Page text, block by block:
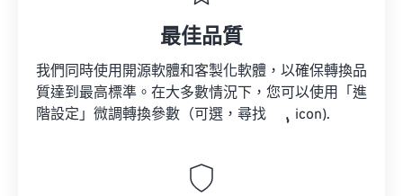
最佳品質
我們同時使用開源軟體和客製化軟體，以確保轉換品
質達到最高標準。在大多數情況下，您可以使用「進
階設定」微調轉換參數（可選，尋找
icon).